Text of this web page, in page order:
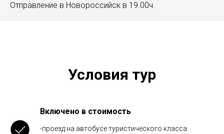
Отправление в Новороссийск в 19.00ч.
Условия тур
Включено в стоимость
-проезд на автобусе туристического класса